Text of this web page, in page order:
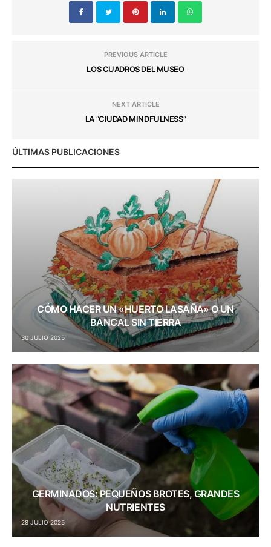
PREVIOUS ARTICLE
LOS CUADROS DEL MUSEO
NEXT ARTICLE
LA “CIUDAD MINDFULNESS”
ÚLTIMAS PUBLICACIONES
CÓMO HACER UN «HUERTO LASAÑA» O UN
BANCAL SIN TIERRA
30 JULIO 2025
GERMINADOS: PEQUEÑOS BROTES, GRANDES
NUTRIENTES
28 JULIO 2025